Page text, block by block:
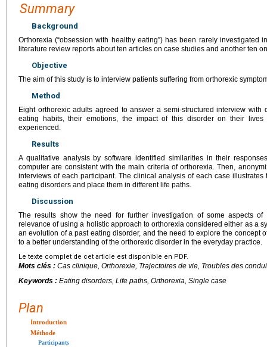
Summary
Background
Orthorexia (“obsession with healthy eating”) has been rarely investigated
literature review reports about ten articles on case studies and another ten
Objective
The aim of this study is to interview patients suffering from orthorexic
Method
Eight orthorexic adults agreed to answer a semi-structured interview
eating habits, their emotions, the impact of this disorder on their
experienced.
Results
A qualitative analysis by software identified similarities in their
computer are consistent with the main criteria of orthorexia. Then,
interviews of each participant. The clinical analysis of each case
eating disorders and place them in different life paths.
Discussion
The results show the need for further investigation of some aspects of
relevance of using a holistic approach to orthorexia considered either as a
an evolution of a past eating disorder, and the need to explore the concept
to a better understanding of the orthorexic disorder in the everyday practice.
Le texte complet de cet article est disponible en PDF.
Mots clés : Cas clinique, Orthorexie, Trajectoires de vie, Troubles des
Keywords : Eating disorders, Life paths, Orthorexia, Single case
Plan
Introduction
Méthode
Participants